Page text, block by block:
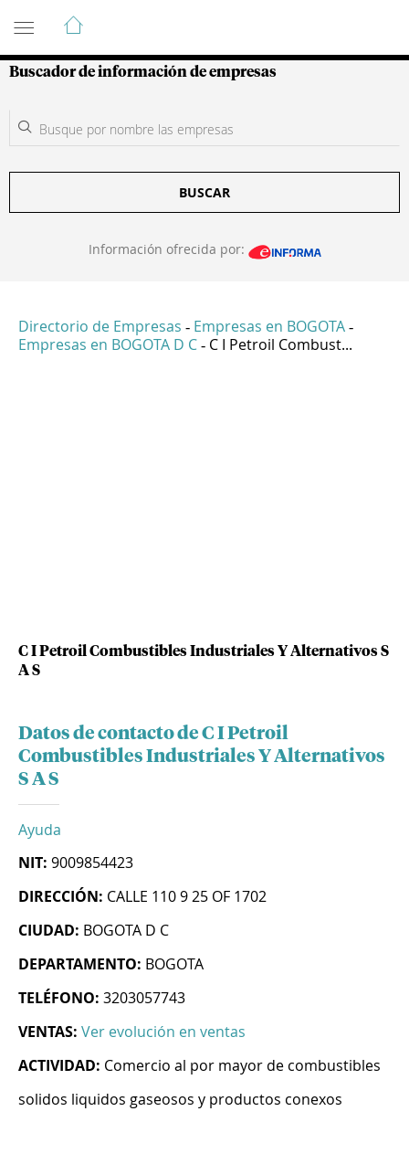
Guía de Empresas Colombianas
Buscador de información de empresas
BUSCAR
Información ofrecida por:
Directorio de Empresas - Empresas en BOGOTA -
Empresas en BOGOTA D C - C I Petroil Combust...
C I Petroil Combustibles Industriales Y Alternativos S
A S
Datos de contacto de C I Petroil
Combustibles Industriales Y Alternativos
S A S
Ayuda
NIT: 9009854423
DIRECCIÓN: CALLE 110 9 25 OF 1702
CIUDAD: BOGOTA D C
DEPARTAMENTO: BOGOTA
TELÉFONO: 3203057743
VENTAS: Ver evolución en ventas
ACTIVIDAD: Comercio al por mayor de combustibles
solidos liquidos gaseosos y productos conexos